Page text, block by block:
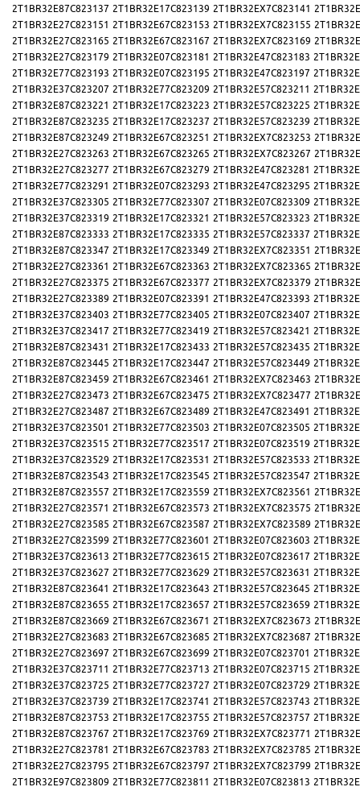
2T1BR32E87C823137 2T1BR32E17C823139 2T1BR32EX7C823141
2T1BR32E27C823151 2T1BR32E67C823153 2T1BR32EX7C823155
2T1BR32E27C823165 2T1BR32E67C823167 2T1BR32EX7C823169
2T1BR32E27C823179 2T1BR32E07C823181 2T1BR32E47C823183
2T1BR32E77C823193 2T1BR32E07C823195 2T1BR32E47C823197
2T1BR32E37C823207 2T1BR32E77C823209 2T1BR32E57C823211
2T1BR32E87C823221 2T1BR32E17C823223 2T1BR32E57C823225
2T1BR32E87C823235 2T1BR32E17C823237 2T1BR32E57C823239
2T1BR32E87C823249 2T1BR32E67C823251 2T1BR32EX7C823253
2T1BR32E27C823263 2T1BR32E67C823265 2T1BR32EX7C823267
2T1BR32E27C823277 2T1BR32E67C823279 2T1BR32E47C823281
2T1BR32E77C823291 2T1BR32E07C823293 2T1BR32E47C823295
2T1BR32E37C823305 2T1BR32E77C823307 2T1BR32E07C823309
2T1BR32E37C823319 2T1BR32E17C823321 2T1BR32E57C823323
2T1BR32E87C823333 2T1BR32E17C823335 2T1BR32E57C823337
2T1BR32E87C823347 2T1BR32E17C823349 2T1BR32EX7C823351
2T1BR32E27C823361 2T1BR32E67C823363 2T1BR32EX7C823365
2T1BR32E27C823375 2T1BR32E67C823377 2T1BR32EX7C823379
2T1BR32E27C823389 2T1BR32E07C823391 2T1BR32E47C823393
2T1BR32E37C823403 2T1BR32E77C823405 2T1BR32E07C823407
2T1BR32E37C823417 2T1BR32E77C823419 2T1BR32E57C823421
2T1BR32E87C823431 2T1BR32E17C823433 2T1BR32E57C823435
2T1BR32E87C823445 2T1BR32E17C823447 2T1BR32E57C823449
2T1BR32E87C823459 2T1BR32E67C823461 2T1BR32EX7C823463
2T1BR32E27C823473 2T1BR32E67C823475 2T1BR32EX7C823477
2T1BR32E27C823487 2T1BR32E67C823489 2T1BR32E47C823491
2T1BR32E37C823501 2T1BR32E77C823503 2T1BR32E07C823505
2T1BR32E37C823515 2T1BR32E77C823517 2T1BR32E07C823519
2T1BR32E37C823529 2T1BR32E17C823531 2T1BR32E57C823533
2T1BR32E87C823543 2T1BR32E17C823545 2T1BR32E57C823547
2T1BR32E87C823557 2T1BR32E17C823559 2T1BR32EX7C823561
2T1BR32E27C823571 2T1BR32E67C823573 2T1BR32EX7C823575
2T1BR32E27C823585 2T1BR32E67C823587 2T1BR32EX7C823589
2T1BR32E27C823599 2T1BR32E77C823601 2T1BR32E07C823603
2T1BR32E37C823613 2T1BR32E77C823615 2T1BR32E07C823617
2T1BR32E37C823627 2T1BR32E77C823629 2T1BR32E57C823631
2T1BR32E87C823641 2T1BR32E17C823643 2T1BR32E57C823645
2T1BR32E87C823655 2T1BR32E17C823657 2T1BR32E57C823659
2T1BR32E87C823669 2T1BR32E67C823671 2T1BR32EX7C823673
2T1BR32E27C823683 2T1BR32E67C823685 2T1BR32EX7C823687
2T1BR32E27C823697 2T1BR32E67C823699 2T1BR32E07C823701
2T1BR32E37C823711 2T1BR32E77C823713 2T1BR32E07C823715
2T1BR32E37C823725 2T1BR32E77C823727 2T1BR32E07C823729
2T1BR32E37C823739 2T1BR32E17C823741 2T1BR32E57C823743
2T1BR32E87C823753 2T1BR32E17C823755 2T1BR32E57C823757
2T1BR32E87C823767 2T1BR32E17C823769 2T1BR32EX7C823771
2T1BR32E27C823781 2T1BR32E67C823783 2T1BR32EX7C823785
2T1BR32E27C823795 2T1BR32E67C823797 2T1BR32EX7C823799
2T1BR32E97C823809 2T1BR32E77C823811 2T1BR32E07C823813